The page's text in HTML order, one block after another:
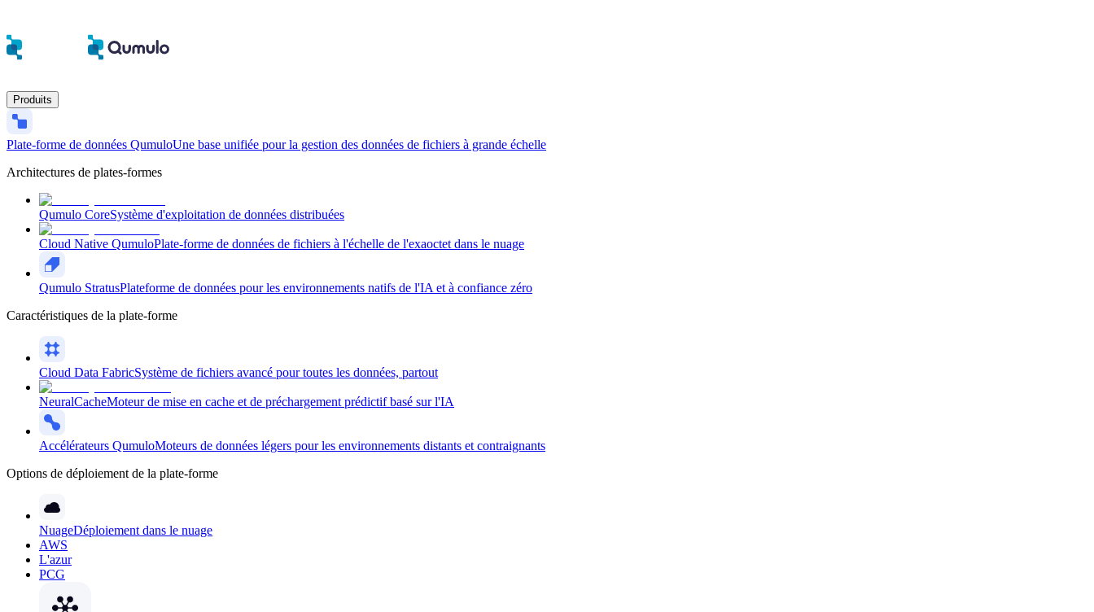
Produits
Plate-forme de données QumuloUne base unifiée pour la gestion des données de fichiers à grande échelle
Architectures de plates-formes
Qumulo CoreSystème d'exploitation de données distribuées
Cloud Native QumuloPlate-forme de données de fichiers à l'échelle de l'exaoctet dans le nuage
Qumulo StratusPlateforme de données pour les environnements natifs de l'IA et à confiance zéro
Caractéristiques de la plate-forme
Cloud Data FabricSystème de fichiers avancé pour toutes les données, partout
NeuralCacheMoteur de mise en cache et de préchargement prédictif basé sur l'IA
Accélérateurs QumuloMoteurs de données légers pour les environnements distants et contraignants
Options de déploiement de la plate-forme
NuageDéploiement dans le nuage
AWS
L'azur
PCG